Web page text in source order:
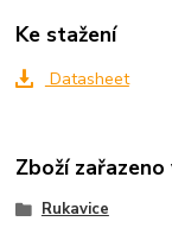
Ke stažení
Datasheet
Zboží
Rukavice